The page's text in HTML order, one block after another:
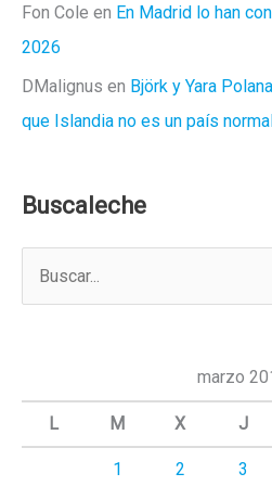
Fon Cole en En Madrid lo han
2026
DMalignus en Björk y Yara
que Islandia no es un país
Buscaleche
a
marzo
L M X J
1 2 3